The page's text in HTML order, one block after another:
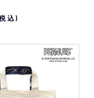
込)